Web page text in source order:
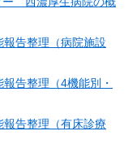
告整理（病院施設
告整理（4機能別・
告整理（有床診療